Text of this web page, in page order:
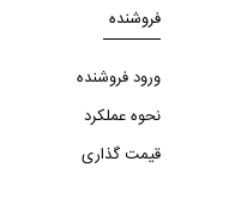
فروشنده
ورود فروشنده
نحوه عملکرد
قیمت گذاری